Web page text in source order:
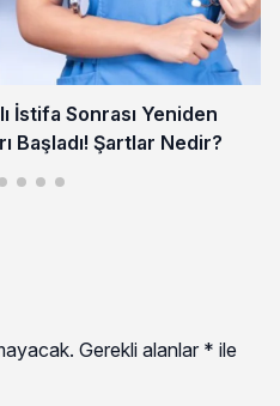
İstifa Sonrası Yeniden
Başladı! Şartlar Nedir?
Gerekli alanlar * ile